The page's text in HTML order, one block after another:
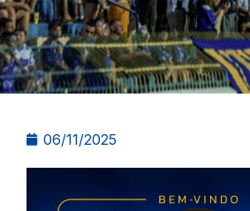
06/11/2025